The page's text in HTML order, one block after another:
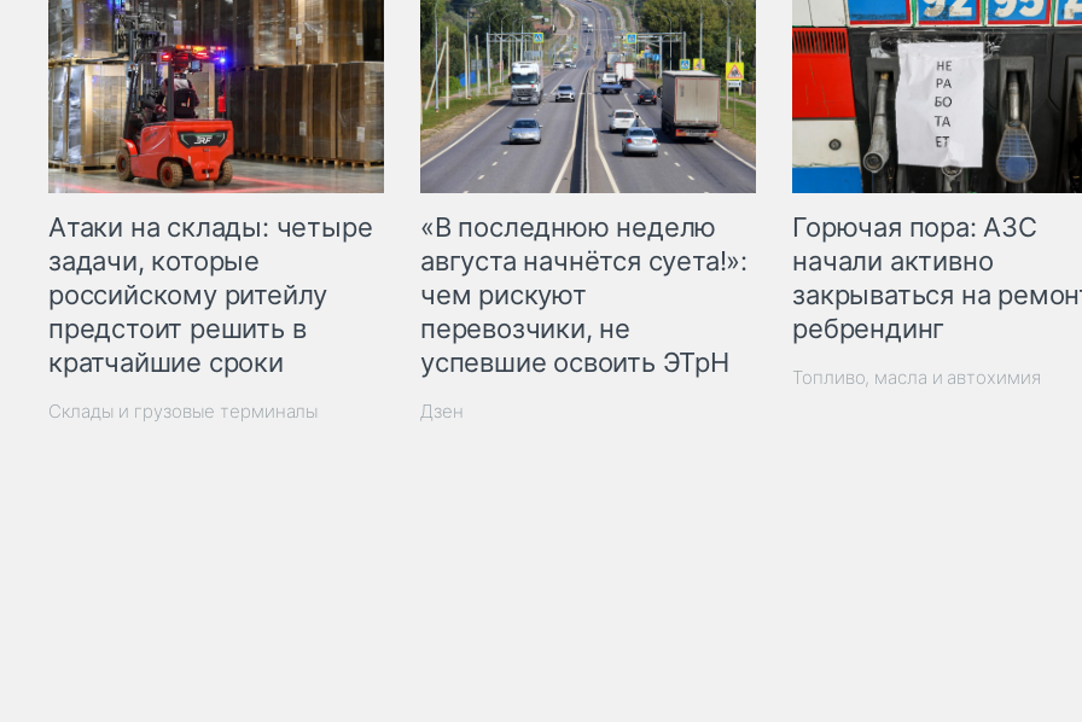
Атаки на склады: четыре
задачи, которые
российскому ритейлу
предстоит решить в
кратчайшие сроки
Склады и грузовые терминалы
«В последнюю неделю
августа начнётся суета!»:
чем рискуют
перевозчики, не
успевшие освоить ЭТрН
Дзен
Горючая пора: АЗС
начали активно
закрываться на
ребрендинг
Топливо, масла и автохимия